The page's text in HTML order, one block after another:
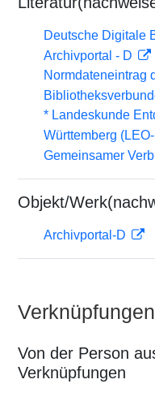
Deutsche Digitale
Archivportal - D
Normdateneintrag
* Landeskunde
Württemberg
Gemeinsamer
Objekt/
Archivportal-D
Verknüpfungen
Von der Person
Verknüpfungen